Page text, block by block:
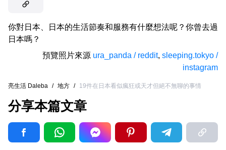
你對日本、日本的生活節奏和服務有什麼想法呢？你曾去過
日本嗎？
預覽照片來源 ura_panda / reddit, sleeping.tokyo /
instagram
亮生活 Daleba / 地方 / 19件在日本看似瘋狂或天才但絕不無聊的事情
分享本篇文章